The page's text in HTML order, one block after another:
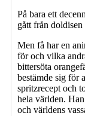
På bara ett
gått från
Men få har en
för och vilka
bittersöta
bestämde sig för
spritzrecept och
hela världen.
och världens